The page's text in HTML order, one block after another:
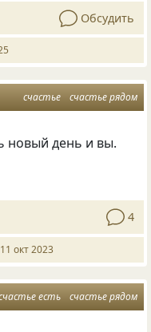
Обсудить
счастье счастье рядом
новый день и вы.
4
11 окт 2023
есть счастье рядом